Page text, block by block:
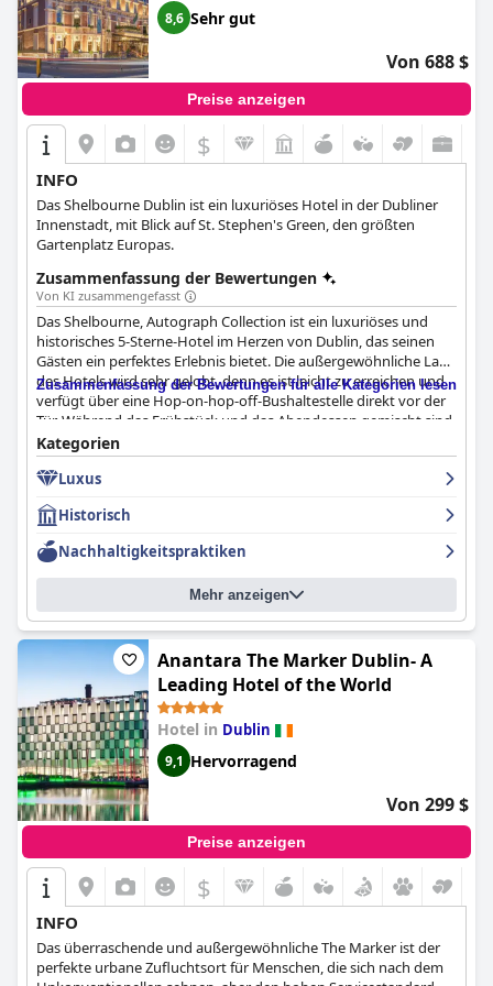
8,6 Sehr gut
Von 688 $
Preise anzeigen
$
INFO
Das Shelbourne Dublin ist ein luxuriöses Hotel in der Dubliner
Innenstadt, mit Blick auf St. Stephen's Green, den größten
Gartenplatz Europas.
Zusammenfassung der Bewertungen
Von KI zusammengefasst
Das Shelbourne, Autograph Collection ist ein luxuriöses und
historisches 5-Sterne-Hotel im Herzen von Dublin, das seinen
Gästen ein perfektes Erlebnis bietet. Die außergewöhnliche Lage
des Hotels wird sehr gelobt, denn es ist leicht zu erreichen und
verfügt über eine Hop-on-hop-off-Bushaltestelle direkt vor der
Tür. Während das Frühstück und das Abendessen gemischt sind,
sind die Zimmer des Hotels geräumig, gut ausgestattet und
makellos sauber. Das Personal ist außergewöhnlich, freundlich
und einladend und bietet ein außergewöhnliches Maß an
Service und Liebe zum Detail. Der Sauberkeitsstandard des
Hotels ist ebenfalls ausgezeichnet, und die Hygiene im
gesamten Gebäude ist außergewöhnlich gut. Der historische
Charme und die Opulenz des Hotels sind unübertroffen und
bieten den Gästen ein echtes 5-Sterne-Erlebnis. Trotz einiger
kleinerer Probleme ist das Shelbourne, Autograph Collection,
aufgrund seiner hervorragenden Lage, seines Ambientes und
seiner luxuriösen Ausstattung sehr zu empfehlen.
Zusammenfassung der Bewertungen für alle Kategorien lesen
Kategorien
Luxus
Historisch
Nachhaltigkeitspraktiken
Mehr anzeigen
Anantara The Marker Dublin- A
Leading Hotel of the World
Hotel in Dublin
9,1 Hervorragend
Von 299 $
Preise anzeigen
$
INFO
Das überraschende und außergewöhnliche The Marker ist der
perfekte urbane Zufluchtsort für Menschen, die sich nach dem